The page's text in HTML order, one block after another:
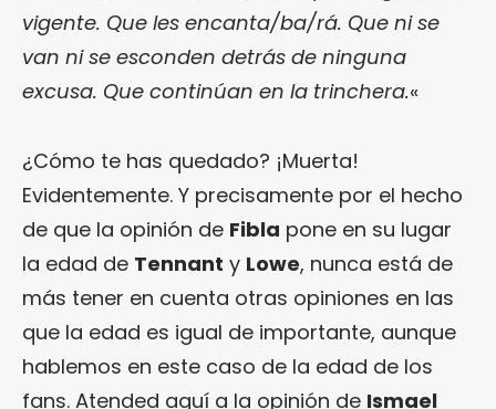
vigente. Que les encanta/ba/rá. Que ni se
van ni se esconden detrás de ninguna
excusa. Que continúan en la trinchera.«
¿Cómo te has quedado? ¡Muerta!
Evidentemente. Y precisamente por el hecho
de que la opinión de Fibla pone en su lugar
la edad de Tennant y Lowe, nunca está de
más tener en cuenta otras opiniones en las
que la edad es igual de importante, aunque
hablemos en este caso de la edad de los
fans. Atended aquí a la opinión de Ismael